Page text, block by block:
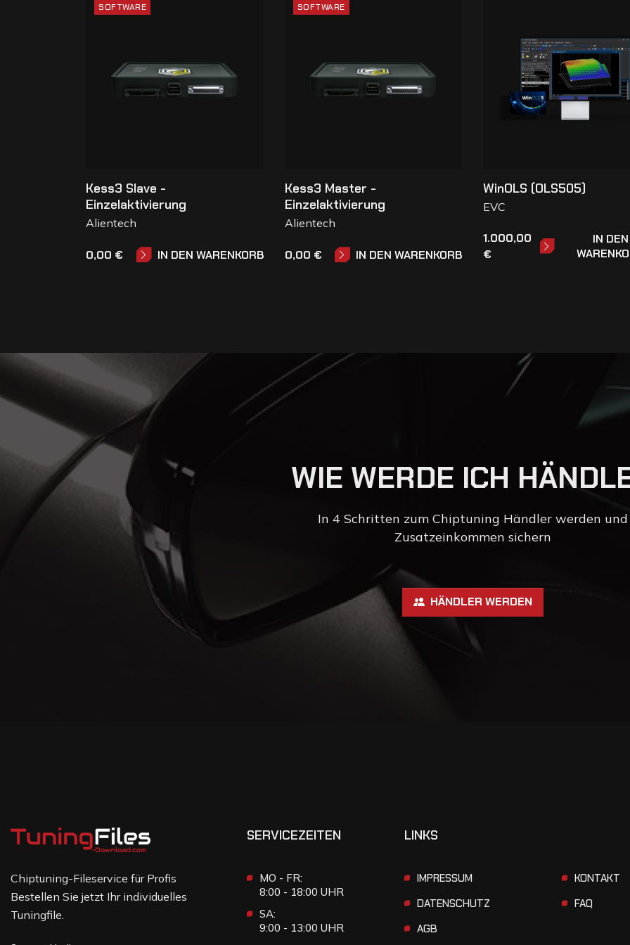
SOFTWARE
Kess3 Slave -
Einzelaktivierung
Alientech
0,00 € IN DEN WARENKORB
SOFTWARE
Kess3 Master -
Einzelaktivierung
Alientech
0,00 € IN DEN WARENKORB
WinOLS (OLS505)
EVC
1.000,00
€
IN DEN
WIE WERDE ICH HÄNDL
In 4 Schritten zum Chiptuning Händler werden und
Zusatzeinkommen sichern
HÄNDLER WERDEN
Chiptuning-Fileservice für Profis
Bestellen Sie jetzt Ihr individuelles
Tuningfile.
SERVICEZEITEN
MO - FR:
8:00 - 18:00 UHR
SA:
9:00 - 13:00 UHR
LINKS
IMPRESSUM
DATENSCHUTZ
AGB
KONTAKT
FAQ